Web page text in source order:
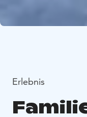
Erlebnis